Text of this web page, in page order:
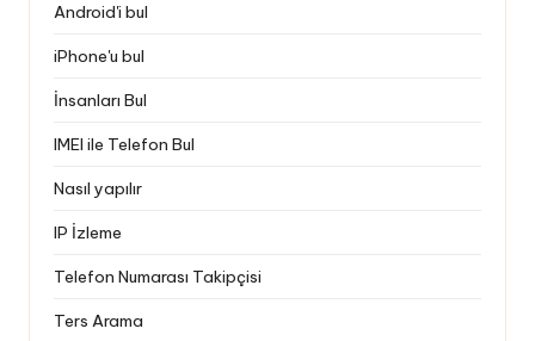
Android'i bul
iPhone'u bul
İnsanları Bul
IMEI ile Telefon Bul
Nasıl yapılır
IP İzleme
Telefon Numarası Takipçisi
Ters Arama